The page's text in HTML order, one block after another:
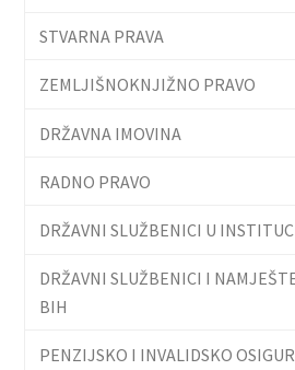
STVARNA PRAVA
ZEMLJIŠNOKNJIŽNO PRAVO
DRŽAVNA IMOVINA
RADNO PRAVO
DRŽAVNI SLUŽBENICI U
DRŽAVNI SLUŽBENICI I
BIH
PENZIJSKO I INVALIDSKO